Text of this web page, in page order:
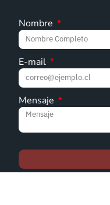
Nombre
E-mail
Mensaje